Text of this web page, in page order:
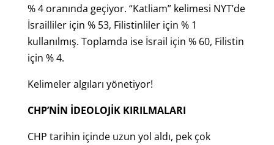
% 4 oranında geçiyor. “Katliam” kelimesi NYT’de
İsrailliler için % 53, Filistinliler için % 1
kullanılmış. Toplamda ise İsrail için % 60, Filistin
için % 4.
Kelimeler algıları yönetiyor!
CHP’NİN İDEOLOJİK KIRILMALARI
CHP tarihin içinde uzun yol aldı, pek çok